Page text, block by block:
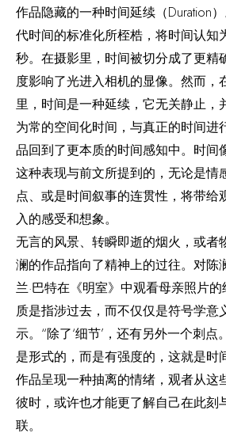
作品隐藏的一种时间延续（Duration
代时间的标准化所桎梏，将时间认知
秒。在摄影里，时间被切分成了更精
度影响了光进入相机的显像。然而，
里，时间是一种延续，它无关静止，
为常的空间化时间，与真正的时间进
品回到了更本质的时间感知中。时间
这种表现与前文所提到的，无论是情
点、或是时间叙事的连贯性，将带给
入的感受和想象。
无言的风景、转瞬即逝的烟火，或者
澜的作品指向了精神上的过往。对陈
兰·巴特在《明室》中观看母亲照片
质是指涉过去，而不仅仅是符号学意
示。“除了‘细节’，还有另外一个刺
是形式的，而是有强度的，这就是时
作品呈现一种抽离的情绪，观者从这
彼时，或许也才能更了解自己在此刻
联。